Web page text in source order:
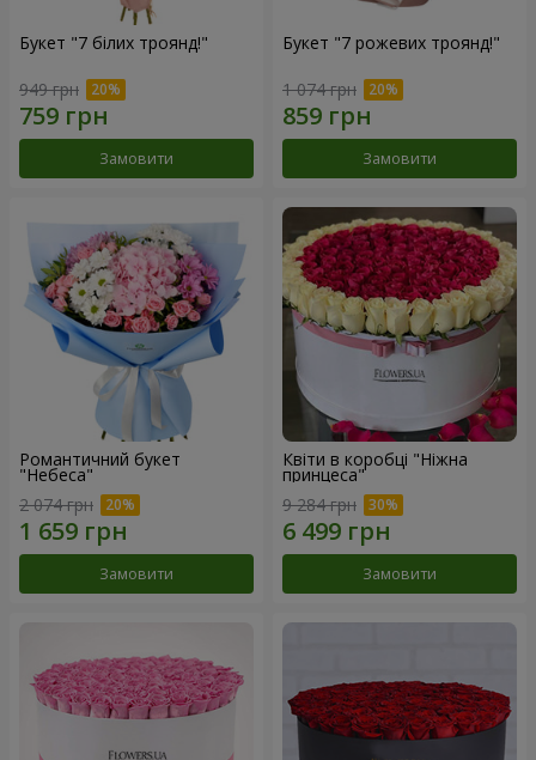
Букет "7 білих троянд!"
949 грн
Замовити
Букет "7 рожевих троянд!"
1 074 грн
Замовити
Романтичний букет
"Небеса"
2 074 грн
Замовити
Квіти в коробці "Ніжна
принцеса"
9 284 грн
Замовити